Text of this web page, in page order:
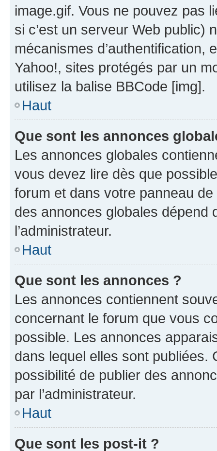
image.gif. Vous ne pouvez pas
si c’est un serveur Web public)
mécanismes d’authentification,
Yahoo!, sites protégés par un
utilisez la balise BBCode [img].
Haut
Que sont les annonces
Les annonces globales
vous devez lire dès que
forum et dans votre panneau
des annonces globales dépend
l’administrateur.
Haut
Que sont les annonces ?
Les annonces contiennent
concernant le forum que vous
possible. Les annonces
dans lequel elles sont publiées.
possibilité de publier des
par l’administrateur.
Haut
Que sont les post-it ?